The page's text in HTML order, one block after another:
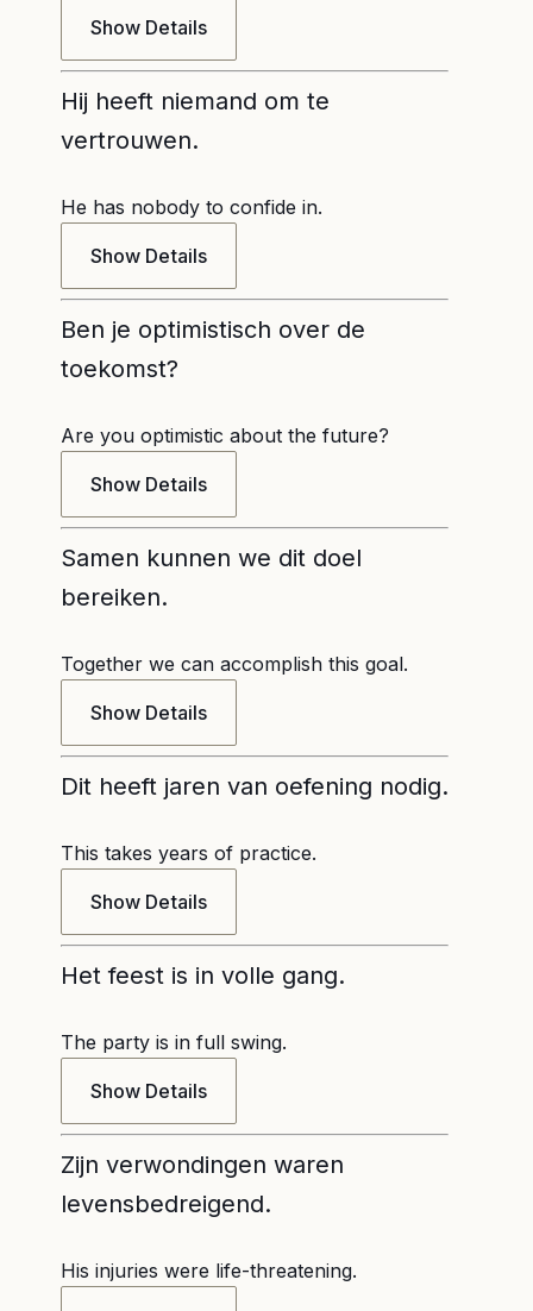
Show Details
Hij heeft niemand om te
vertrouwen.
He has nobody to confide in.
Show Details
Ben je optimistisch over de
toekomst?
Are you optimistic about the future?
Show Details
Samen kunnen we dit doel
bereiken.
Together we can accomplish this goal.
Show Details
Dit heeft jaren van oefening nodig.
This takes years of practice.
Show Details
Het feest is in volle gang.
The party is in full swing.
Show Details
Zijn verwondingen waren
levensbedreigend.
His injuries were life-threatening.